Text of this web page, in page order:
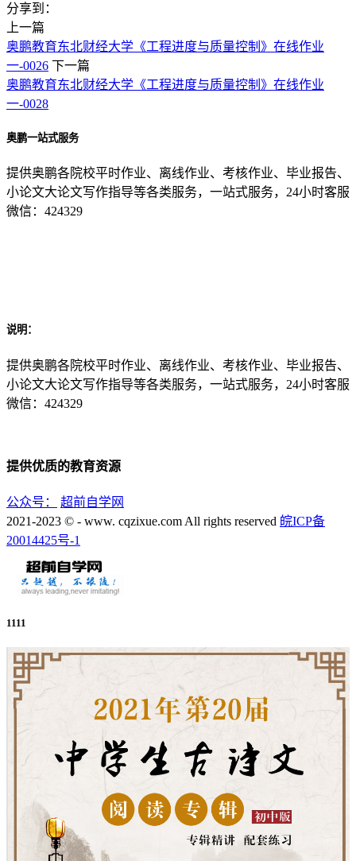
分享到：
上一篇
奥鹏教育东北财经大学《工程进度与质量控制》在线作业
一-0026 下一篇
奥鹏教育东北财经大学《工程进度与质量控制》在线作业
一-0028
奥鹏一站式服务
提供奥鹏各院校平时作业、离线作业、考核作业、毕业报告、
小论文大论文写作指导等各类服务，一站式服务，24小时客服
微信：424329
说明：
提供奥鹏各院校平时作业、离线作业、考核作业、毕业报告、
小论文大论文写作指导等各类服务，一站式服务，24小时客服
微信：424329
提供优质的教育资源
公众号：
超前自学网
2021-2023 © - www. cqzixue.com All rights reserved 皖ICP备
20014425号-1
1111